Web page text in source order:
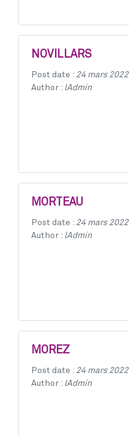
NOVILLARS
Post date : 24 mars 2022
Author : lAdmin
MORTEAU
Post date : 24 mars 2022
Author : lAdmin
MOREZ
Post date : 24 mars 2022
Author : lAdmin